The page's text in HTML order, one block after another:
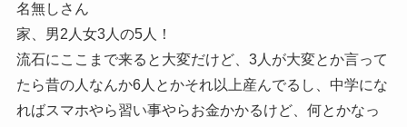
名無しさん
家、男2人女3人の5人！
流石にここまで来ると大変だけど、3人が大変とか言って
たら昔の人なんか6人とかそれ以上産んでるし、中学にな
ればスマホやら習い事やらお金かかるけど、何とかなっ